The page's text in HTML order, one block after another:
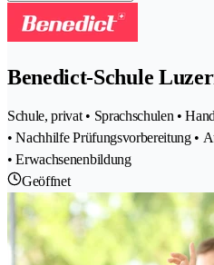
Benedict-Schule
Schule, privat • Sprachschulen •
• Nachhilfe Prüfungsvorbereitung •
• Erwachsenenbildung
Geöffnet